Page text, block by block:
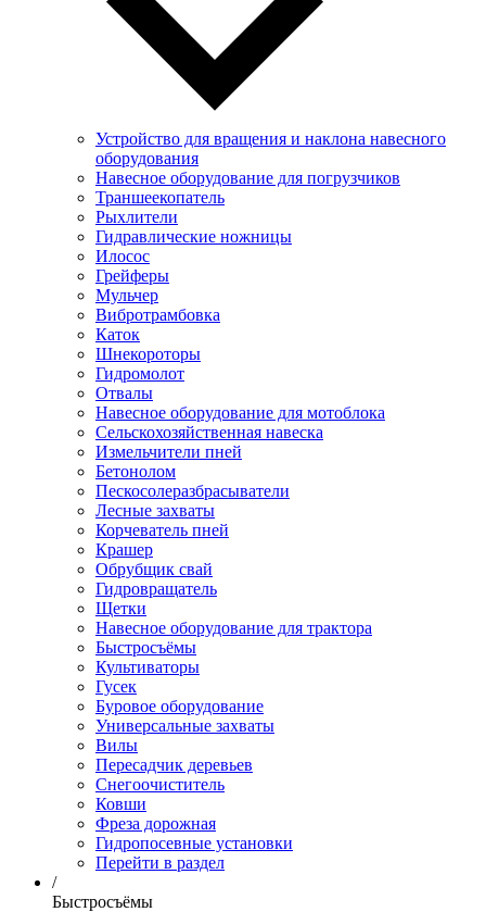
Устройство для вращения и наклона навесного
оборудования
Навесное оборудование для погрузчиков
Траншеекопатель
Рыхлители
Гидравлические ножницы
Илосос
Грейферы
Мульчер
Вибротрамбовка
Каток
Шнекороторы
Гидромолот
Отвалы
Навесное оборудование для мотоблока
Сельскохозяйственная навеска
Измельчители пней
Бетонолом
Пескосолеразбрасыватели
Лесные захваты
Корчеватель пней
Крашер
Обрубщик свай
Гидровращатель
Щетки
Навесное оборудование для трактора
Быстросъёмы
Культиваторы
Гусек
Буровое оборудование
Универсальные захваты
Вилы
Пересадчик деревьев
Снегоочиститель
Ковши
Фреза дорожная
Гидропосевные установки
Перейти в раздел
/
Быстросъёмы